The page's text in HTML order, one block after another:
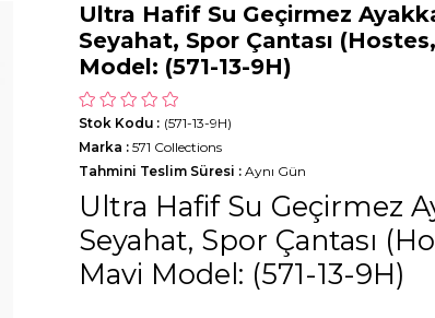
Ultra Hafif Su Geçirmez
Seyahat, Spor Çantası
Model: (571-13-9H)
(571-13-9H)
Stok Kodu
Marka : 571 Collections
Tahmini Teslim Süresi : Aynı Gün
Ultra Hafif Su Geçirmez
Seyahat, Spor Çantası
Mavi Model: (571-13-9H)